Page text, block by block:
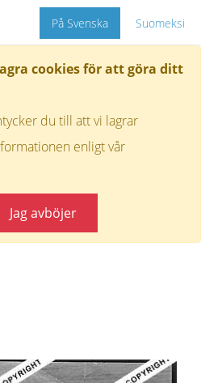
cookies för att göra ditt
du till att vi lagrar
enligt vår
Jag avböjer
På Svenska Suomeksi